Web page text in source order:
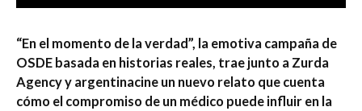
“En el momento de la verdad”, la emotiva campaña de
OSDE basada en historias reales, trae junto a Zurda
Agency y argentinacine un nuevo relato que cuenta
cómo el compromiso de un médico puede influir en la